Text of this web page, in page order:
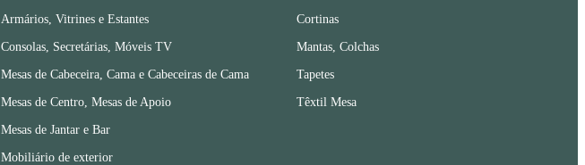
Armários, Vitrines e Estantes
Consolas, Secretárias, Móveis TV
Mesas de Cabeceira, Cama e Cabeceiras de Cama
Mesas de Centro, Mesas de Apoio
Mesas de Jantar e Bar
Mobiliário de exterior
Cortinas
Mantas, Colchas
Tapetes
Têxtil Mesa